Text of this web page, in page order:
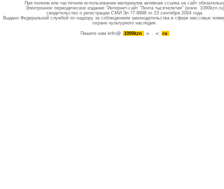
При полном или частичном использовании материалов активная ссылка на сайт
Электронное периодическое издание "Интернет-сайт "Лента тысячелетия" (www. 1000kzn.ru)
свидетельство о регистрации СМИ Эл 77-8898 от 23 сентября 2004 года.
Выдано Федеральной службой по надзору за соблюдением законодательства в сфере массовых
охране культурного наследия.
Пишите намinfo@ 1000kzn . ru